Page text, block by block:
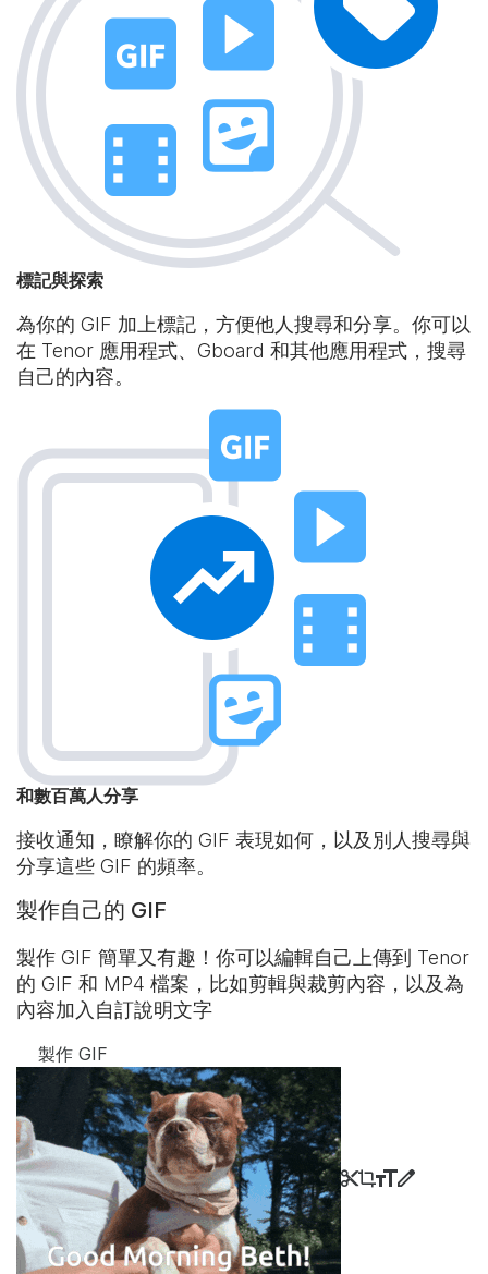
標記與探索
為你的 GIF 加上標記，方便他人搜尋和分享。你可以
在 Tenor 應用程式、Gboard 和其他應用程式，搜尋
自己的內容。
和數百萬人分享
接收通知，瞭解你的 GIF 表現如何，以及別人搜尋與
分享這些 GIF 的頻率。
製作自己的 GIF
製作 GIF 簡單又有趣！你可以編輯自己上傳到 Tenor
的 GIF 和 MP4 檔案，比如剪輯與裁剪內容，以及為
內容加入自訂說明文字
製作 GIF